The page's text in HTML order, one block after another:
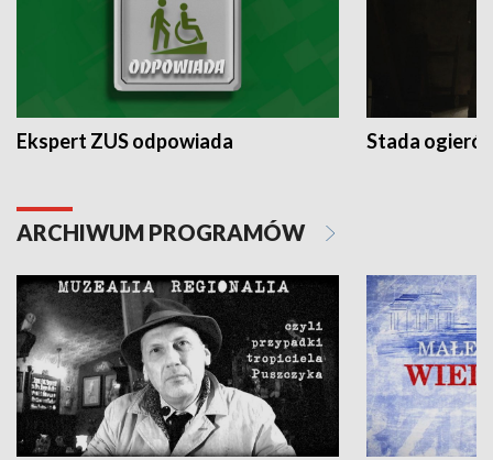
Ekspert ZUS odpowiada Stada
ARCHIWUM PROGRAMÓW